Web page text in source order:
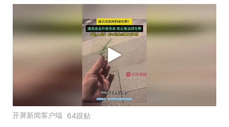
能种点薄荷、折耳根 来源
开屏新闻客户端 64跟贴